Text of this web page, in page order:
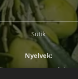
Sütik
Nyelvek
Magyar English